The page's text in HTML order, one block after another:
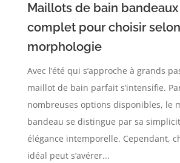
Maillots de bain
complet pour choisir
morphologie
Avec l’été qui s’approche à grands
maillot de bain parfait s’intensifie.
nombreuses options disponibles, le
bandeau se distingue par sa
élégance intemporelle. Cependant,
idéal peut s’avérer...